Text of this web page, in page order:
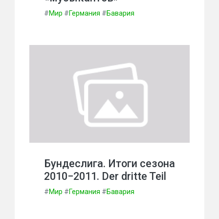
#Мир #Германия #Бавария
Бундеслига. Итоги сезона
2010−2011. Der dritte Teil
#Мир #Германия #Бавария